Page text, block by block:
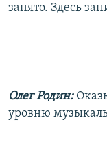
занято. Здесь
Олег Родин:
уровню